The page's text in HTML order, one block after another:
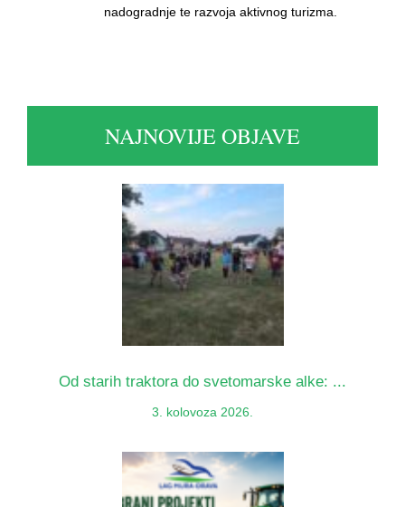
nadogradnje te razvoja aktivnog turizma.
NAJNOVIJE OBJAVE
Od starih traktora do svetomarske alke: ...
3. kolovoza 2026.